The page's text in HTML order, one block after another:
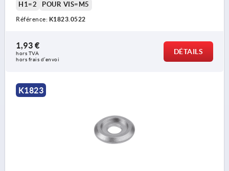
H1=2
POUR VIS=M5
Référence: K1823.0522
1,93 €
hors TVA
hors frais d’envoi
DÉTAILS
K1823